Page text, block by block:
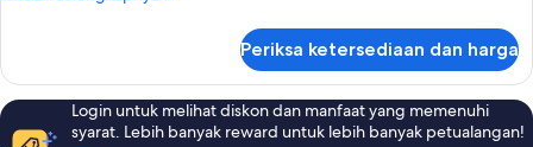
Junior
Suite
Periksa ketersediaan dan harga
Login untuk melihat diskon dan manfaat yang memenuhi
syarat. Lebih banyak reward untuk lebih banyak petualangan!